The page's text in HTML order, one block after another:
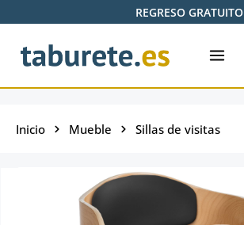
Saltar al contenido principalREGRESO GRATUITO
Inicio Mueble Sillas de visitas